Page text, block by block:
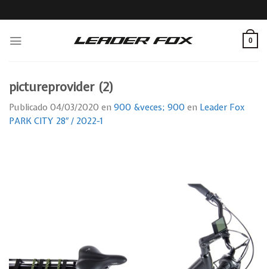
to
0
pictureprovider (2)
Publicado 04/03/2020 en 900 &veces; 900 en Leader Fox
PARK CITY 28″ / 2022-1